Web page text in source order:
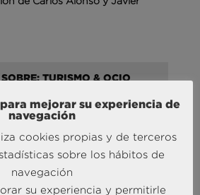
TURISMO & OCIO
mejorar su experiencia de
navegación
cookies propias y de terceros
sobre los hábitos de
navegación
su experiencia y permitirle